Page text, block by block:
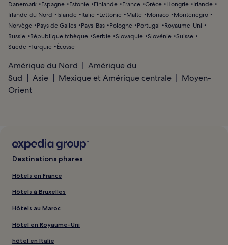
Danemark
Espagne Estonie Finlande France Grèce Hongrie
Irlande
Irlande du Nord
Islande Italie Lettonie Malte Monaco
Monténégro
Norvège
Pays de Galles Pays-Bas Pologne Portugal
Royaume-Uni
Russie
République tchèque Serbie Slovaquie Slovénie Suisse
Suède Turquie Écosse
Amérique du Nord
Amérique du
Sud
Asie Mexique et Amérique centrale
Moyen-
Orient
Destinations phares
Hôtels en France
Hôtels à Bruxelles
Hôtels au Maroc
Hôtel en Royaume-Uni
hôtel en Italie